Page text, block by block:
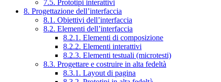
7.5. Prototipi interattivi
8. Progettazione dell’interfaccia
8.1. Obiettivi dell’interfaccia
8.2. Elementi dell’interfaccia
8.2.1. Elementi di composizione
8.2.2. Elementi interattivi
8.2.3. Elementi testuali (microtesti)
8.3. Progettare e costruire in alta fedeltà
8.3.1. Layout di pagina